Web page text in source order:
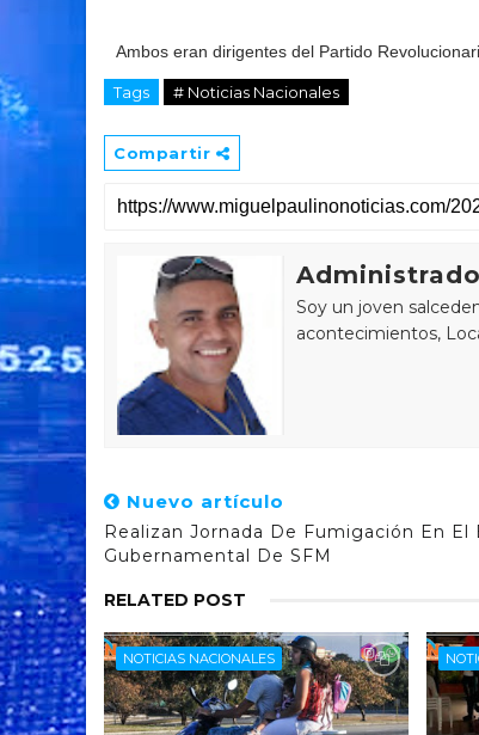
Ambos eran dirigentes del Partido
Tags # Noticias Nacionales
Compartir
Soy un joven
acontecimientos,
Nuevo artículo
Realizan Jornada De Fumigación En El
Gubernamental De SFM
RELATED POST
NOTICIAS NACIONALES